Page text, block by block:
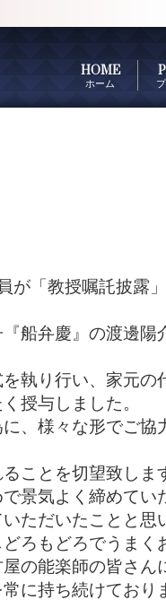
HOME
ホーム
が「教授嘱託披露
船弁慶』の渡邊陽
執り行い、家元の
授与しました。
、様々な形でご協
ことを切望致しま
景気よく締めてい
ただいたことと思
ろもどろでうまく
の能楽師の皆さん
に持ち続けており